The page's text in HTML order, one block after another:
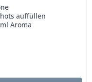
auffüllen
Aroma